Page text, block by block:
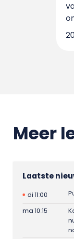
Meer
Laatste
di 11:00
ma 10:15